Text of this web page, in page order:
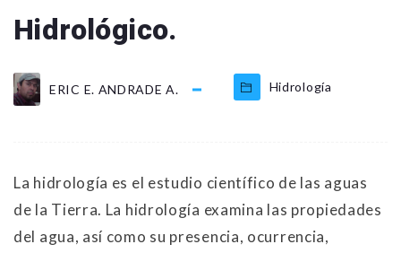
Hidrológico.
ERIC E. ANDRADE A. Hidrología
La hidrología es el estudio científico de las aguas
de la Tierra. La hidrología examina las propiedades
del agua, así como su presencia, ocurrencia,